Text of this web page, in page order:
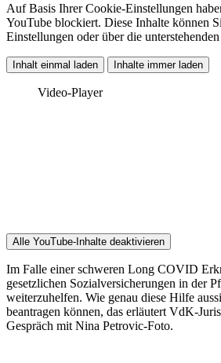
Auf Basis Ihrer Cookie-Einstellungen
YouTube blockiert. Diese Inhalte können
Einstellungen oder über die
Inhalt einmal laden Inhalte immer laden
Video-Player
Alle YouTube-Inhalte deaktivieren
Im Falle einer schweren Long COVID
gesetzlichen Sozialversicherungen in der
weiterzuhelfen. Wie genau diese Hilfe
beantragen können, das erläutert VdK-
Gespräch mit Nina Petrovic-Foto.